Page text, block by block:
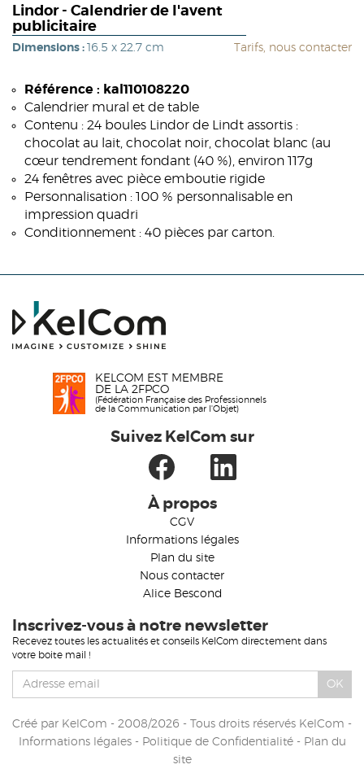
Lindor - Calendrier de l'avent
publicitaire
Dimensions : 16.5 x 22.7 cm Tarifs, nous contacter
Référence : kal110108220
Calendrier mural et de table
Contenu : 24 boules Lindor de Lindt assortis :
chocolat au lait, chocolat noir, chocolat blanc (au
cœur tendrement fondant (40 %), environ 117g
24 fenêtres avec pièce emboutie rigide
Personnalisation : 100 % personnalisable en
impression quadri
Conditionnement : 40 pièces par carton.
KELCOM EST MEMBRE
DE LA 2FPCO
(Fédération Française des Professionnels
de la Communication par l'Objet)
Suivez KelCom sur
À propos
CGV
Informations légales
Plan du site
Nous contacter
Alice Bescond
Inscrivez-vous à notre newsletter
Recevez toutes les actualités et conseils KelCom directement dans
votre boite mail !
OK
Créé par KelCom - 2008/2026 - Tous droits réservés KelCom -
Informations légales- Politique de Confidentialité- Plan du
site